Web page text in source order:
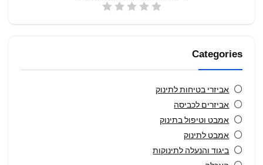
Categories
אביזרי בטיחות לתינוק
אביזרים לכביסה
אמבט וטיפול בתינוק
אמבט לתינוק
ביגוד והנעלה לתינוקות